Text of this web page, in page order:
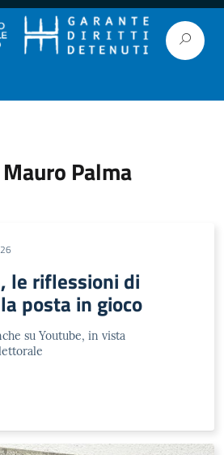
Palma
le riflessioni di
posta in gioco
su Youtube, in vista